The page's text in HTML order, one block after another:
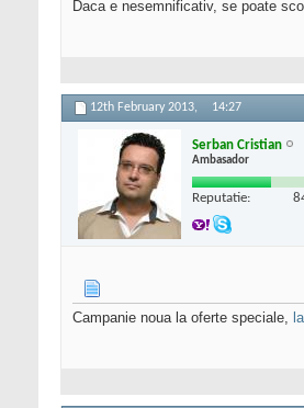
Daca e nesemnificativ, se poate
12th February 2013, 14:27
Serban Cristian
Ambasador
Reputatie:
Campanie noua la oferte speciale,